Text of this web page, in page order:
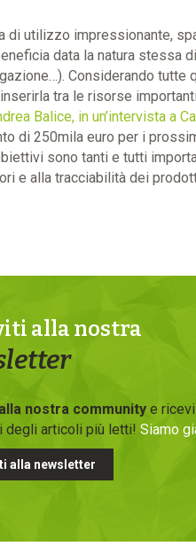
di utilizzo impressionante,
data la natura stessa
Considerando tutte
tra le risorse
Balice, in un’intervista a
di 250mila euro per i
sono tanti e tutti
e alla tracciabilità dei
alla nostra
nostra communitye ricevi
degli articoli più letti! Siamo
alla newsletter